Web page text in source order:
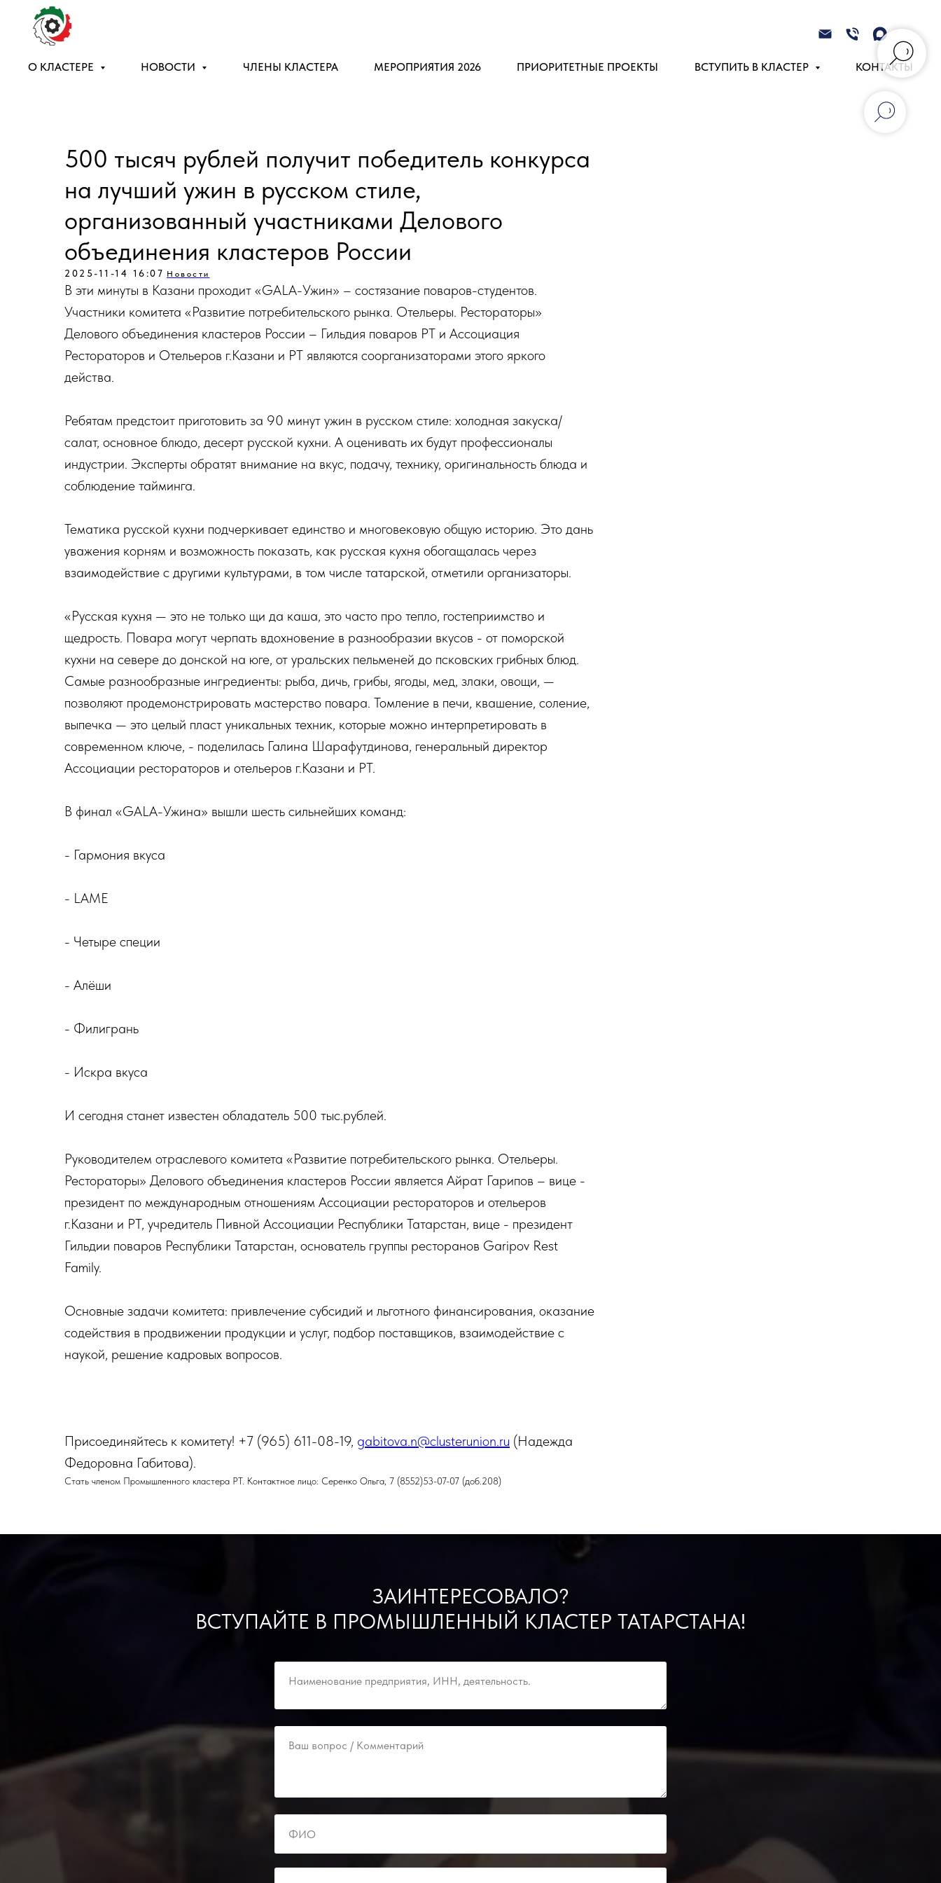
О КЛАСТЕРЕ НОВОСТИ ЧЛЕНЫ КЛАСТЕРА МЕРОПРИЯТИЯ 2026 ПРИОРИТЕТНЫЕ ПРОЕКТЫ ВСТУПИТЬ В КЛАСТЕР КОНТАКТЫ
500 тысяч рублей получит победитель конкурса
на лучший ужин в русском стиле,
организованный участниками Делового
объединения кластеров России
2025-11-14 16:07 Новости
В эти минуты в Казани проходит «GALA-Ужин» – состязание поваров-студентов.
Участники комитета «Развитие потребительского рынка. Отельеры. Рестораторы»
Делового объединения кластеров России – Гильдия поваров РТ и Ассоциация
Рестораторов и Отельеров г.Казани и РТ являются соорганизаторами этого яркого
действа.
Ребятам предстоит приготовить за 90 минут ужин в русском стиле: холодная закуска/
салат, основное блюдо, десерт русской кухни. А оценивать их будут профессионалы
индустрии. Эксперты обратят внимание на вкус, подачу, технику, оригинальность блюда и
соблюдение тайминга.
Тематика русской кухни подчеркивает единство и многовековую общую историю. Это дань
уважения корням и возможность показать, как русская кухня обогащалась через
взаимодействие с другими культурами, в том числе татарской, отметили организаторы.
«Русская кухня — это не только щи да каша, это часто про тепло, гостеприимство и
щедрость. Повара могут черпать вдохновение в разнообразии вкусов - от поморской
кухни на севере до донской на юге, от уральских пельменей до псковских грибных блюд.
Самые разнообразные ингредиенты: рыба, дичь, грибы, ягоды, мед, злаки, овощи, —
позволяют продемонстрировать мастерство повара. Томление в печи, квашение, соление,
выпечка — это целый пласт уникальных техник, которые можно интерпретировать в
современном ключе, - поделилась Галина Шарафутдинова, генеральный директор
Ассоциации рестораторов и отельеров г.Казани и РТ.
В финал «GALA-Ужина» вышли шесть сильнейших команд:
- Гармония вкуса
- LAME
- Четыре специи
- Алёши
- Филигрань
- Искра вкуса
И сегодня станет известен обладатель 500 тыс.рублей.
Руководителем отраслевого комитета «Развитие потребительского рынка. Отельеры.
Рестораторы» Делового объединения кластеров России является Айрат Гарипов – вице -
президент по международным отношениям Ассоциации рестораторов и отельеров
г.Казани и РТ, учредитель Пивной Ассоциации Республики Татарстан, вице - президент
Гильдии поваров Республики Татарстан, основатель группы ресторанов Garipov Rest
Family.
Основные задачи комитета: привлечение субсидий и льготного финансирования, оказание
содействия в продвижении продукции и услуг, подбор поставщиков, взаимодействие с
наукой, решение кадровых вопросов.
Присоединяйтесь к комитету! +7 (965) 611-08-19, gabitova.n@clusterunion.ru (Надежда
Федоровна Габитова).
Стать членом Промышленного кластера РТ. Контактное лицо: Серенко Ольга, 7 (8552)53-07-07 (доб.208)
ЗАИНТЕРЕСОВАЛО?
ВСТУПАЙТЕ В ПРОМЫШЛЕННЫЙ КЛАСТЕР ТАТАРСТАНА!